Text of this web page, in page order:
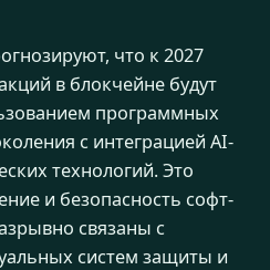
что к 2027
в блокчейне будут
программных
с интеграцией AI-
технологий. Это
и безопасность софт-
связаны с
систем защиты и